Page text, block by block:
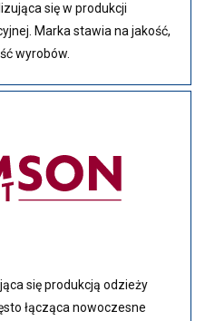
się w produkcji
Marka stawia na jakość,
wyrobów.
się produkcją odzieży
łącząca nowoczesne